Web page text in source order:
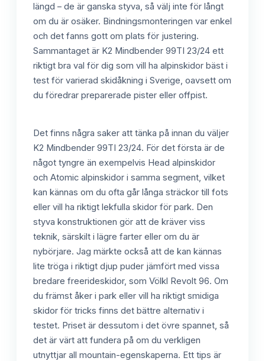
längd – de är ganska styva, så välj inte för långt
om du är osäker. Bindningsmonteringen var enkel
och det fanns gott om plats för justering.
Sammantaget är K2 Mindbender 99TI 23/24 ett
riktigt bra val för dig som vill ha alpinskidor bäst i
test för varierad skidåkning i Sverige, oavsett om
du föredrar preparerade pister eller offpist.
Det finns några saker att tänka på innan du väljer
K2 Mindbender 99TI 23/24. För det första är de
något tyngre än exempelvis Head alpinskidor
och Atomic alpinskidor i samma segment, vilket
kan kännas om du ofta går långa sträckor till fots
eller vill ha riktigt lekfulla skidor för park. Den
styva konstruktionen gör att de kräver viss
teknik, särskilt i lägre farter eller om du är
nybörjare. Jag märkte också att de kan kännas
lite tröga i riktigt djup puder jämfört med vissa
bredare freerideskidor, som Völkl Revolt 96. Om
du främst åker i park eller vill ha riktigt smidiga
skidor för tricks finns det bättre alternativ i
testet. Priset är dessutom i det övre spannet, så
det är värt att fundera på om du verkligen
utnyttjar all mountain-egenskaperna. Ett tips är